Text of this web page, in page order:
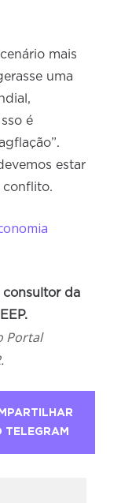
mais
uma
é
estar
conflito.
consultor da
Portal
TELEGRAM